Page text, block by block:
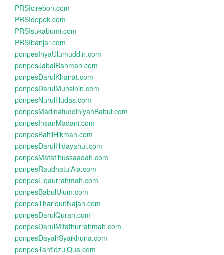
PRSIcirebon.com
PRSIdepok.com
PRSIsukabumi.com
PRSIbanjar.com
ponpesIhyaUlumuddin.com
ponpesJabalRahmah.com
ponpesDarulKhairat.com
ponpesDarulMuhsinin.com
ponpesNurulHudas.com
ponpesMadinatuddiniyahBabul.com
ponpesInsanMadani.com
ponpesBaitilHikmah.com
ponpesDarulHidayahul.com
ponpesMafatihussaadah.com
ponpesRaudhatulAla.com
ponpesLiqaurrahmah.com
ponpesBabulUlum.com
ponpesThariqunNajah.com
ponpesDarulQuran.com
ponpesDarulMifathurrahmah.com
ponpesDayahSyaikhuna.com
ponpesTahfidzulQua.com